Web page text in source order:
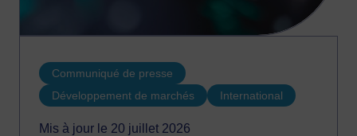
Communiqué de presse
Développement de marchés
International
Mis à jour le 20 juillet 2026